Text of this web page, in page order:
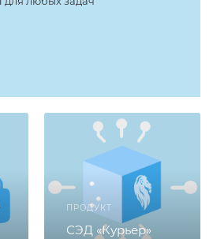
ПРОДУКТ
СЭД «Курьер»